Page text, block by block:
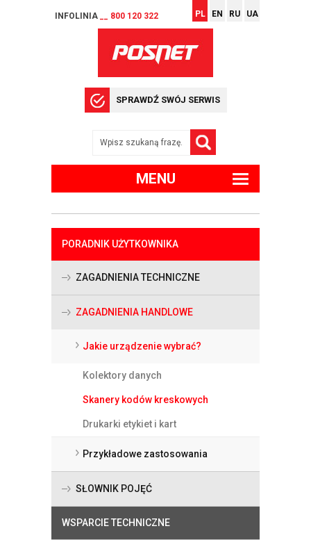
INFOLINIA __ 800 120 322 PL EN RU UA
SPRAWDŹ SWÓJ SERWIS
MENU
PORADNIK UŻYTKOWNIKA
ZAGADNIENIA TECHNICZNE
ZAGADNIENIA HANDLOWE
Jakie urządzenie wybrać?
Kolektory danych
Skanery kodów kreskowych
Drukarki etykiet i kart
Przykładowe zastosowania
SŁOWNIK POJĘĆ
WSPARCIE TECHNICZNE